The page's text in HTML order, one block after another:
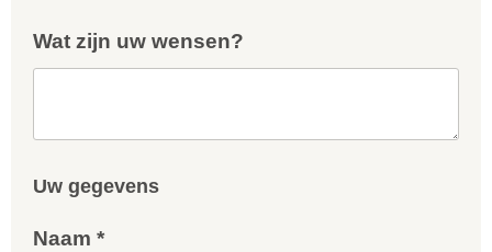
Wat zijn uw wensen?
Uw gegevens
Naam *